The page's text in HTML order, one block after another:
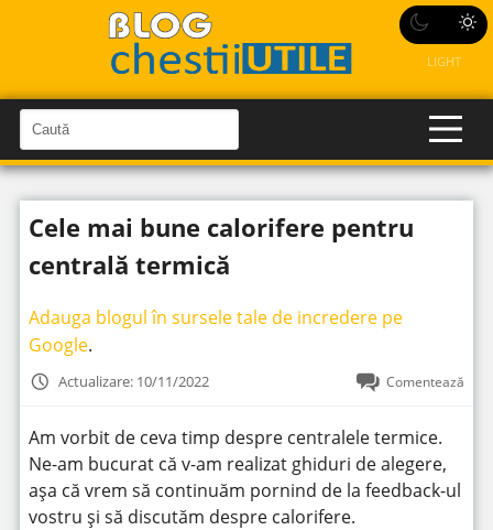
LIGHT
a
u
t
C
a
u
î
n
i
t
Cele mai bune calorifere pentru
centrală termică
Adauga blogul în sursele tale de incredere pe
Google.
Actualizare: 10/11/2022 Comentează
Am vorbit de ceva timp despre centralele termice.
Ne-am bucurat că v-am realizat ghiduri de alegere,
așa că vrem să continuăm pornind de la feedback-ul
vostru și să discutăm despre calorifere.